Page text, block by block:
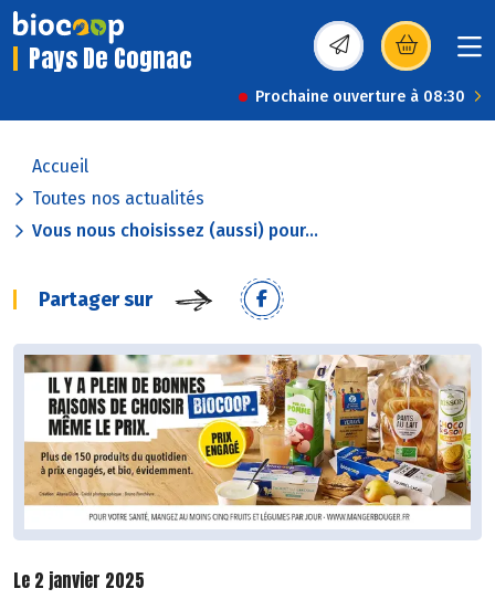
Pays De Cognac (s’ouvre dans une
Prochaine ouverture à 08:30
Accueil
Toutes nos actualités
Vous nous choisissez (aussi) pour...
Partager sur
Le 2 janvier 2025